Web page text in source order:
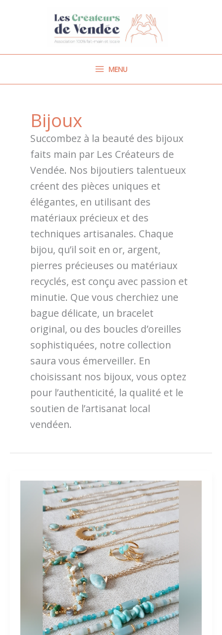
MENU
Bijoux
Succombez à la beauté des bijoux
faits main par Les Créateurs de
Vendée. Nos bijoutiers talentueux
créent des pièces uniques et
élégantes, en utilisant des
matériaux précieux et des
techniques artisanales. Chaque
bijou, qu’il soit en or, argent,
pierres précieuses ou matériaux
recyclés, est conçu avec passion et
minutie. Que vous cherchiez une
bague délicate, un bracelet
original, ou des boucles d’oreilles
sophistiquées, notre collection
saura vous émerveiller. En
choisissant nos bijoux, vous optez
pour l’authenticité, la qualité et le
soutien de l’artisanat local
vendéen.
Anasofia
Créations